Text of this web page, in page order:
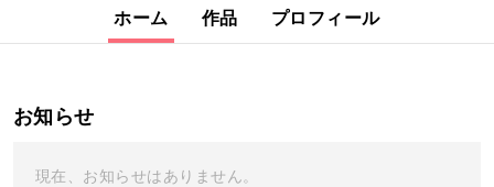
ホーム 作品 プロフィール
お知らせ
現在、お知らせはありません。